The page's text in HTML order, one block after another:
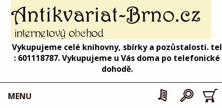
Vykupujeme celé knihovny, sbírky a pozůstalosti. tel
: 601118787. Vykupujeme u Vás doma po telefonické
dohodě.
MENU